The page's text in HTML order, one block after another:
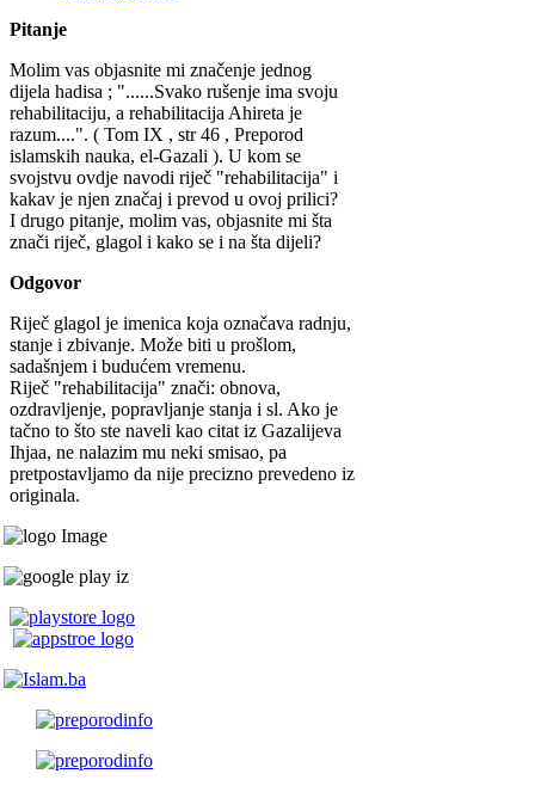
Pitanje
Molim vas objasnite mi značenje jednog
dijela hadisa ; "......Svako rušenje ima svoju
rehabilitaciju, a rehabilitacija Ahireta je
razum....". ( Tom IX , str 46 , Preporod
islamskih nauka, el-Gazali ). U kom se
svojstvu ovdje navodi riječ "rehabilitacija" i
kakav je njen značaj i prevod u ovoj prilici?
I drugo pitanje, molim vas, objasnite mi šta
znači riječ, glagol i kako se i na šta dijeli?
Odgovor
Riječ glagol je imenica koja označava radnju,
stanje i zbivanje. Može biti u prošlom,
sadašnjem i budućem vremenu.
Riječ "rehabilitacija" znači: obnova,
ozdravljenje, popravljanje stanja i sl. Ako je
tačno to što ste naveli kao citat iz Gazalijeva
Ihjaa, ne nalazim mu neki smisao, pa
pretpostavljamo da nije precizno prevedeno iz
originala.